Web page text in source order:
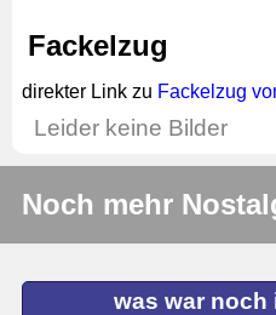
Fackelzug
direkter Link zu Fackelzug
Leider keine Bilder
Noch mehr
was war noch